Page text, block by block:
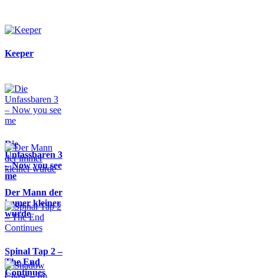
Keeper
Die
Unfassbaren 3
– Now you see
me
Der Mann der
immer kleiner
wurde
Spinal Tap 2 –
The End
Continues